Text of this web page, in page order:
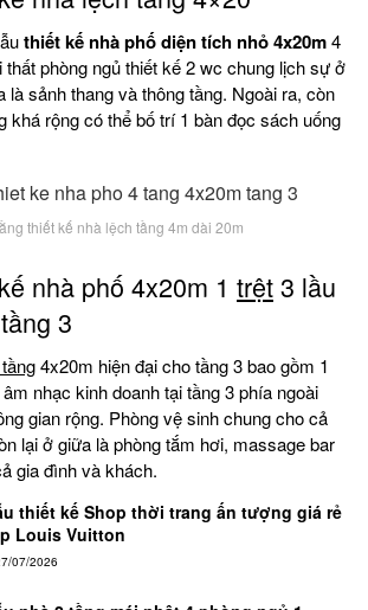
thiết kế nhà phố diện tích nhỏ 4x20m4
thất phòng ngủ thiết kế 2 wc chung lịch sự ở
là sảnh thang và thông tầng. Ngoài ra, còn
khá rộng có thể bố trí 1 bàn đọc sách uống
thiết kế nhà lệch tầng 4m dài 20m
nhà phố 4x20m 1 trệt3 lầu
3
4x20m hiện đại cho tầng 3 bao gồm 1
nhạc kinh doanh tại tầng 3 phía ngoài
gian rộng. Phòng vệ sinh chung cho cả
lại ở giữa là phòng tắm hơi, massage bar
gia đình và khách.
thiết kế Shop thời trang ấn tượng giá rẻ
Louis Vuitton
07/2026